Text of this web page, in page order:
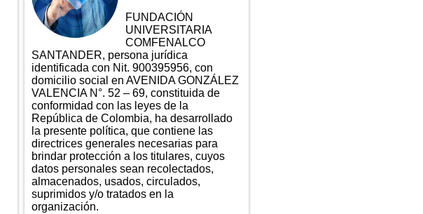
FUNDACIÓN
UNIVERSITARIA
COMFENALCO
SANTANDER, persona jurídica
identificada con Nit. 900395956, con
domicilio social en AVENIDA GONZÁLEZ
VALENCIA N°. 52 – 69, constituida de
conformidad con las leyes de la
República de Colombia, ha desarrollado
la presente política, que contiene las
directrices generales necesarias para
brindar protección a los titulares, cuyos
datos personales sean recolectados,
almacenados, usados, circulados,
suprimidos y/o tratados en la
organización.